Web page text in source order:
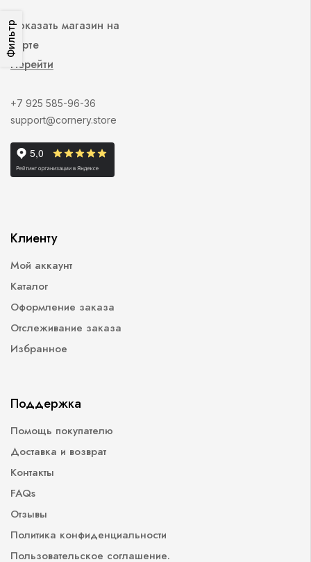
ФильтрПоказать магазин на
карте
Перейти
+7 925 585-96-36
support@cornery.store
Клиенту
Мой аккаунт
Каталог
Оформление заказа
Отслеживание заказа
Избранное
Поддержка
Помощь покупателю
Доставка и возврат
Контакты
FAQs
Отзывы
Политика конфиденциальности
Пользовательское соглашение.